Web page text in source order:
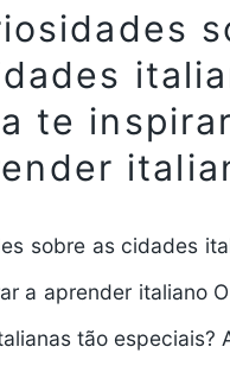
te
sobre as cidades
a aprender italiano
tão especiais?